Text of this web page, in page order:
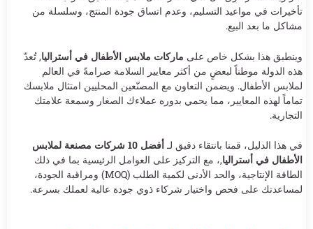
تأخيرات في مواعيد التسليم، وعدم اتساق جودة المنتج، وسلسلة من
مشاكل ما بعد البيع.
وينطبق هذا بشكل خاص على ماركات ملابس الأطفال في أستراليا, تُعدّ
هذه الدولة موطناً لبعضٍ من أكثر معايير السلامة صرامةً في العالم
لملابس الأطفال. ويضمن التعاون مع المصنّعين المحليين امتثال ملابسك
تماماً لهذه المعايير، مما يحمي بدوره عملاءك الصغار وسمعة علامتك
التجارية.
في هذا الدليل، قمنا بانتقاء دقيق لـ
أفضل 10 شركات مصنعة لملابس
الأطفال في أستراليا,، مع التركيز على العوامل الرئيسية بما في ذلك
الطاقة الإنتاجية، والحد الأدنى لكمية الطلب (MOQ) ومراقبة الجودة،
لمساعدتك على فحص واختيار شركاء ذوي جودة عالية لعملك بسرعة.